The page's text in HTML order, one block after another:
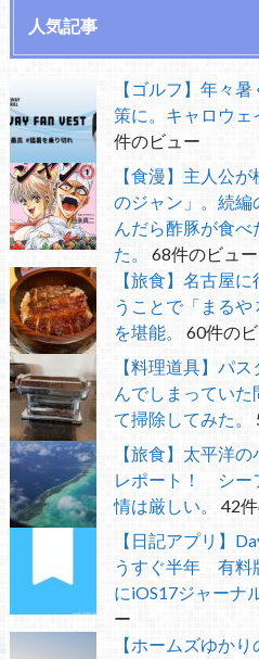
人気記事
【ゴルフ】年々
策に。キャロウェ
件のビュー
【食漫】主人公
のジャン」。続編
んだら酢豚が食
た。
68件のビュー
【旅食】名古屋
うことで「まるや
を堪能。
60件の
【料理道具】パ
んでしまってい
て掃除してみた。
【旅食】太平洋
レポート！ シー
情は厳しい。
42
【日記アプリ】
うすぐ半年 有料
にiOS17ジャーナ
ー
【ホームズゆか